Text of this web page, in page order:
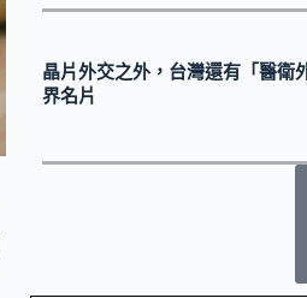
晶片外交之外，台灣還有「醫衛
界名片